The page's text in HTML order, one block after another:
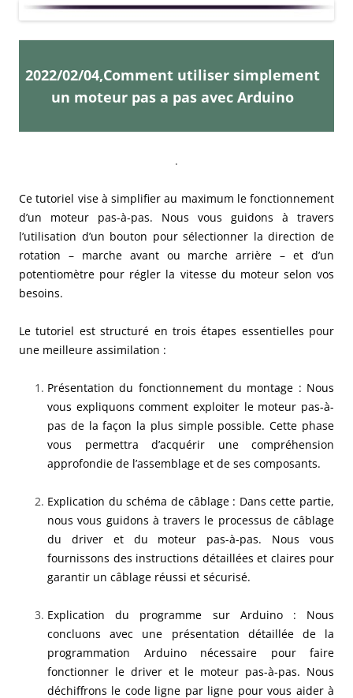
2022/02/04,Comment utiliser simplement
un moteur pas a pas avec Arduino
.
Ce tutoriel vise à simplifier au maximum le fonctionnement
d’un moteur pas-à-pas. Nous vous guidons à travers
l’utilisation d’un bouton pour sélectionner la direction de
rotation – marche avant ou marche arrière – et d’un
potentiomètre pour régler la vitesse du moteur selon vos
besoins.
Le tutoriel est structuré en trois étapes essentielles pour
une meilleure assimilation :
Présentation du fonctionnement du montage : Nous
vous expliquons comment exploiter le moteur pas-à-
pas de la façon la plus simple possible. Cette phase
vous permettra d’acquérir une compréhension
approfondie de l’assemblage et de ses composants.
Explication du schéma de câblage : Dans cette partie,
nous vous guidons à travers le processus de câblage
du driver et du moteur pas-à-pas. Nous vous
fournissons des instructions détaillées et claires pour
garantir un câblage réussi et sécurisé.
Explication du programme sur Arduino : Nous
concluons avec une présentation détaillée de la
programmation Arduino nécessaire pour faire
fonctionner le driver et le moteur pas-à-pas. Nous
déchiffrons le code ligne par ligne pour vous aider à